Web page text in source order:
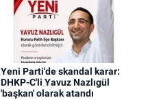
Yeni Parti'de skandal karar:
DHKP-C'li Yavuz Nazlıgül
'başkan' olarak atandı